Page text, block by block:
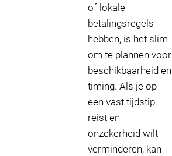
of lokale
betalingsregels
hebben, is het slim
om te plannen voor
beschikbaarheid en
timing. Als je op
een vast tijdstip
reist en
onzekerheid wilt
verminderen, kan